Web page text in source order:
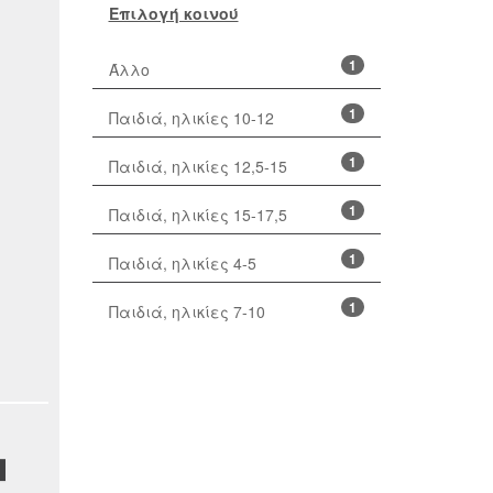
Επιλογή κοινού
1
Άλλο
1
Παιδιά, ηλικίες 10-12
1
Παιδιά, ηλικίες 12,5-15
1
Παιδιά, ηλικίες 15-17,5
1
Παιδιά, ηλικίες 4-5
1
Παιδιά, ηλικίες 7-10